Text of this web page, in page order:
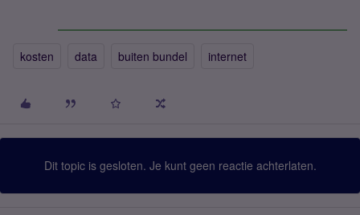
kosten data buiten bundel internet
Dit topic is gesloten. Je kunt geen reactie achterlaten.